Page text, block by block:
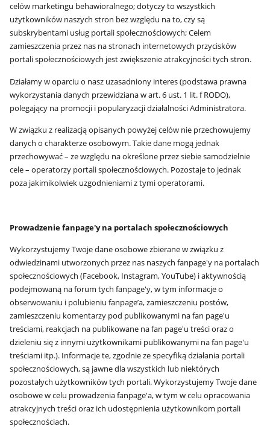
celów marketingu behawioralnego; dotyczy to wszystkich
użytkowników naszych stron bez względu na to, czy są
subskrybentami usług portali społecznościowych; Celem
zamieszczenia przez nas na stronach internetowych przycisków
portali społecznościowych jest zwiększenie atrakcyjności tych stron.
Działamy w oparciu o nasz uzasadniony interes (podstawa prawna
wykorzystania danych przewidziana w art. 6 ust. 1 lit. f RODO),
polegający na promocji i popularyzacji działalności Administratora.
W związku z realizacją opisanych powyżej celów nie przechowujemy
danych o charakterze osobowym. Takie dane mogą jednak
przechowywać – ze względu na określone przez siebie samodzielnie
cele – operatorzy portali społecznościowych. Pozostaje to jednak
poza jakimikolwiek uzgodnieniami z tymi operatorami.
Prowadzenie fanpage'y na portalach społecznościowych
Wykorzystujemy Twoje dane osobowe zbierane w związku z
odwiedzinami utworzonych przez nas naszych fanpage'y na portalach
społecznościowych (Facebook, Instagram, YouTube) i aktywnością
podejmowaną na forum tych fanpage'y, w tym informacje o
obserwowaniu i polubieniu fanpage’a, zamieszczeniu postów,
zamieszczeniu komentarzy pod publikowanymi na fan page'u
treściami, reakcjach na publikowane na fan page'u treści oraz o
dzieleniu się z innymi użytkownikami publikowanymi na fan page'u
treściami itp.). Informacje te, zgodnie ze specyfiką działania portali
społecznościowych, są jawne dla wszystkich lub niektórych
pozostałych użytkowników tych portali. Wykorzystujemy Twoje dane
osobowe w celu prowadzenia fanpage'a, w tym w celu opracowania
atrakcyjnych treści oraz ich udostępnienia użytkownikom portali
społecznościach.